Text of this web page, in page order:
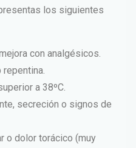
los siguientes
con analgésicos.
repentina.
a 38ºC.
secreción o signos de
o dolor torácico (muy